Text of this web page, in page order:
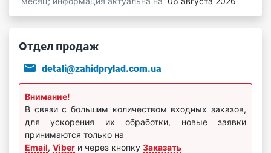
Отдел продаж
detali@zahidprylad.com.ua
Внимание!
В связи с большим количеством входных заказов,
для ускорения их обработки, новые заявки
принимаются только на
Email, Viber и через кнопку Заказать